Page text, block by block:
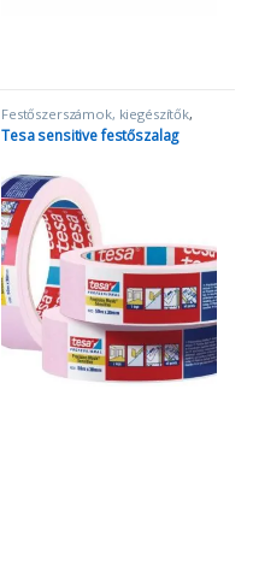
Festőszerszámok, kiegészítők,
Szalagok
Tesa sensitive festőszalag